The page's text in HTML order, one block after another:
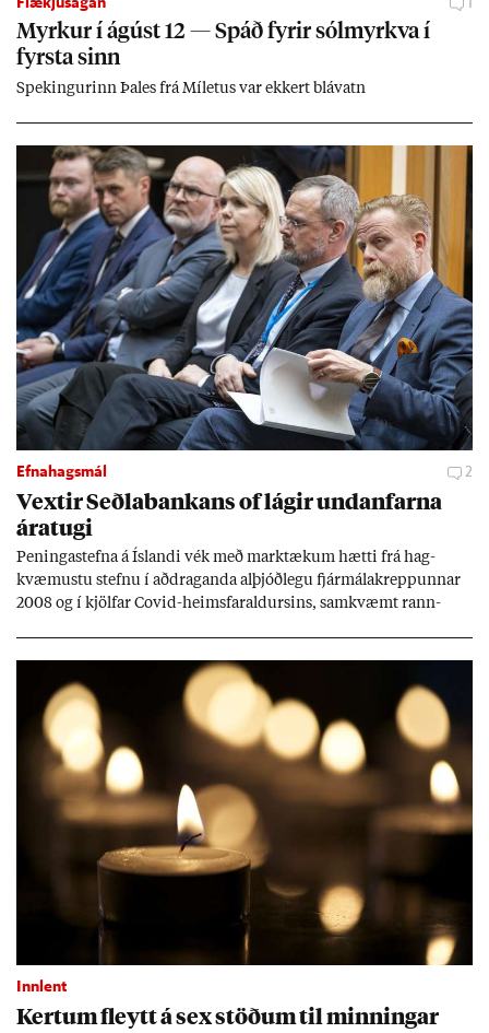
Myrk­ur í ág­úst 12 — Spáð fyr­ir sól­myrkva í
fyrsta sinn
Spek­ing­ur­inn Þa­les frá Míletus var ekk­ert blá­vatn
Efnahagsmál 2
Vext­ir Seðla­bank­ans of lág­ir und­an­farna
ára­tugi
Pen­inga­stefna á Ís­landi vék með mark­tæk­um hætti frá hag­
kvæm­ustu stefnu í að­drag­anda al­þjóð­legu fjár­málakrepp­unn­ar
2008 og í kjöl­far Covid-heims­far­ald­urs­ins, sam­kvæmt rann­
Innlent
Kert­um fleytt á sex stöð­um til minn­ing­ar